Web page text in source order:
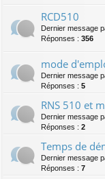
RCD510
Dernier message
Réponses : 356
mode
Dernier message
Réponses : 5
RNS 510 et
Dernier message
Réponses : 2
Temps de
Dernier message
Réponses : 7